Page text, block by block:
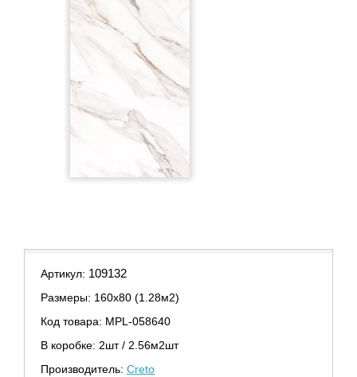
Артикул: 109132
Размеры: 160х80 (1.28м2)
Код товара: MPL-058640
В коробке: 2шт / 2.56м2шт
Производитель: Creto